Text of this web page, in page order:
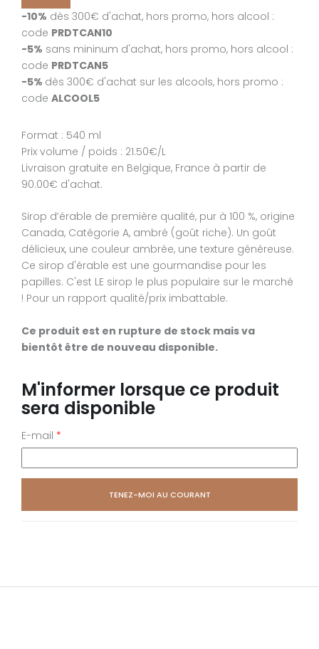
-10% dès 300€ d'achat, hors promo, hors alcool :
code PRDTCAN10
-5% sans mininum d'achat, hors promo, hors alcool :
code PRDTCAN5
-5% dès 300€ d'achat sur les alcools, hors promo :
code ALCOOL5
Format : 540 ml
Prix volume / poids : 21.50€/L
Livraison gratuite en Belgique, France à partir de
90.00€ d'achat.
Sirop d’érable de première qualité, pur à 100 %, origine
Canada, Catégorie A, ambré (goût riche). Un goût
délicieux, une couleur ambrée, une texture généreuse.
Ce sirop d'érable est une gourmandise pour les
papilles. C'est LE sirop le plus populaire sur le marché
! Pour un rapport qualité/prix imbattable.
Ce produit est en rupture de stock mais va
bientôt être de nouveau disponible.
M'informer lorsque ce produit
sera disponible
E-mail *
11.68€ 12.29€ -5%code PRDTAM5
Format : 900 g
Prix volume / poids : 12.98€/kg
conserve (dites en canne au Québec!) sera parfait pour
Ce produit est en rupture de stock mais va bientôt
nouveau disponible.
M'informer lorsque ce produit
disponible
E-mail*